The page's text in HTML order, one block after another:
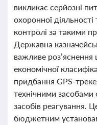
викликає серйозні
охоронної
контролі за такими
Державна
важливе
економічної
придбання GPS-
технічними
засобів реагування.
бюджетним